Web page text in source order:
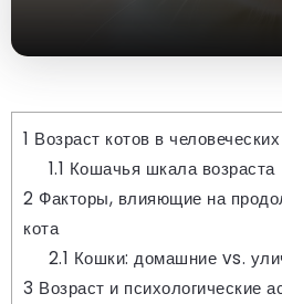
1 Возраст котов в
1.1 Кошачья шкала возраста
2 Факторы, влияющие на
кота
2.1 Кошки: домашние vs.
3 Возраст и психологические